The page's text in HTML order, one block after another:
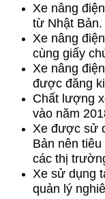
Xe nâng
từ Nhật Bản.
Xe nâng
cùng giấy
Xe nâng
được đăng
Chất lượng
vào năm
Xe được sử
Bản nên
các thị
Xe sử dụng
quản lý